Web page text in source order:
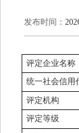
发布时间：
评定企业名称
统一社会信用
评定机构
评定等级